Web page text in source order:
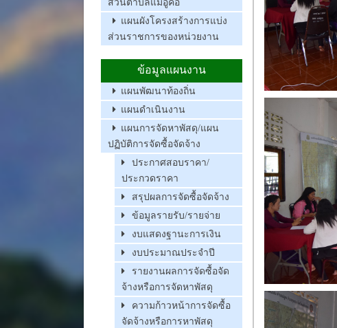
ส่วนตำบลแม่อูคอ
แผนผังโครงสร้างการแบ่ง
ส่วนราชการของหน่วยงาน
ข้อมูลแผนงาน
แผนพัฒนาท้องถิ่น
แผนดำเนินงาน
แผนการจัดหาพัสดุ/แผน
ปฏิบัติการจัดซื้อจัดจ้าง
ประกาศสอบราคา/
ประกวดราคา
สรุปผลการจัดซื้อจัดจ้าง
ข้อมูลรายรับ/รายจ่าย
งบแสดงฐานะการเงิน
งบประมาณประจำปี
รายงานผลการจัดซื้อจัด
จ้างหรือการจัดหาพัสดุ
ความก้าวหน้าการจัดซื้อ
จัดจ้างหรือการหาพัสดุ